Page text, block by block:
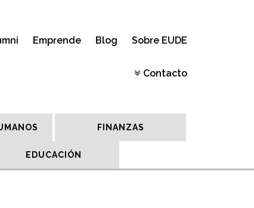
Emprende Blog Sobre EUDE
Contacto
FINANZAS
EDUCACIÓN